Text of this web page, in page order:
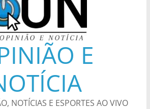
E
NOTÍCIAS E ESPORTES AO VIVO